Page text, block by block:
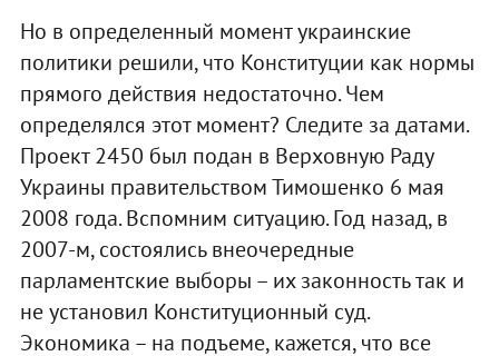
Но в определенный момент украинские
политики решили, что Конституции как нормы
прямого действия недостаточно. Чем
определялся этот момент? Следите за датами.
Проект 2450 был подан в Верховную Раду
Украины правительством Тимошенко 6 мая
2008 года. Вспомним ситуацию. Год назад, в
2007-м, состоялись внеочередные
парламентские выборы – их законность так и
не установил Конституционный суд.
Экономика – на подъеме, кажется, что все